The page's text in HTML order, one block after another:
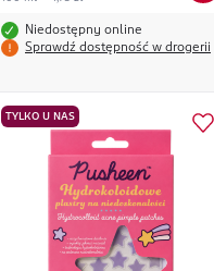
Niedostępny online
Sprawdź dostępność w drogerii
TYLKO U NAS